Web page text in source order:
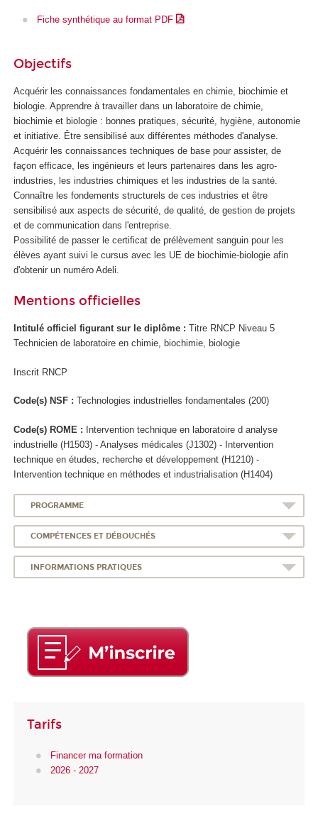
Fiche synthétique au format PDF
Objectifs
Acquérir les connaissances fondamentales en chimie, biochimie et
biologie. Apprendre à travailler dans un laboratoire de chimie,
biochimie et biologie : bonnes pratiques, sécurité, hygiène, autonomie
et initiative. Être sensibilisé aux différentes méthodes d'analyse.
Acquérir les connaissances techniques de base pour assister, de
façon efficace, les ingénieurs et leurs partenaires dans les agro-
industries, les industries chimiques et les industries de la santé.
Connaître les fondements structurels de ces industries et être
sensibilisé aux aspects de sécurité, de qualité, de gestion de projets
et de communication dans l'entreprise.
Possibilité de passer le certificat de prélèvement sanguin pour les
élèves ayant suivi le cursus avec les UE de biochimie-biologie afin
d'obtenir un numéro Adeli.
Mentions officielles
Intitulé officiel figurant sur le diplôme : Titre RNCP Niveau 5
Technicien de laboratoire en chimie, biochimie, biologie
Inscrit RNCP
Code(s) NSF : Technologies industrielles fondamentales (200)
Code(s) ROME : Intervention technique en laboratoire d analyse
industrielle (H1503) - Analyses médicales (J1302) - Intervention
technique en études, recherche et développement (H1210) -
Intervention technique en méthodes et industrialisation (H1404)
PROGRAMME
COMPÉTENCES ET DÉBOUCHÉS
INFORMATIONS PRATIQUES
Tarifs
Financer ma formation
2026 - 2027